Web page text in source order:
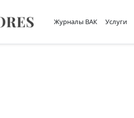
Журналы ВАК Услуги